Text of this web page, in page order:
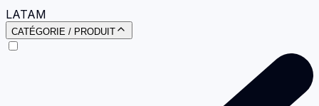
LATAM
CATÉGORIE / PRODUIT